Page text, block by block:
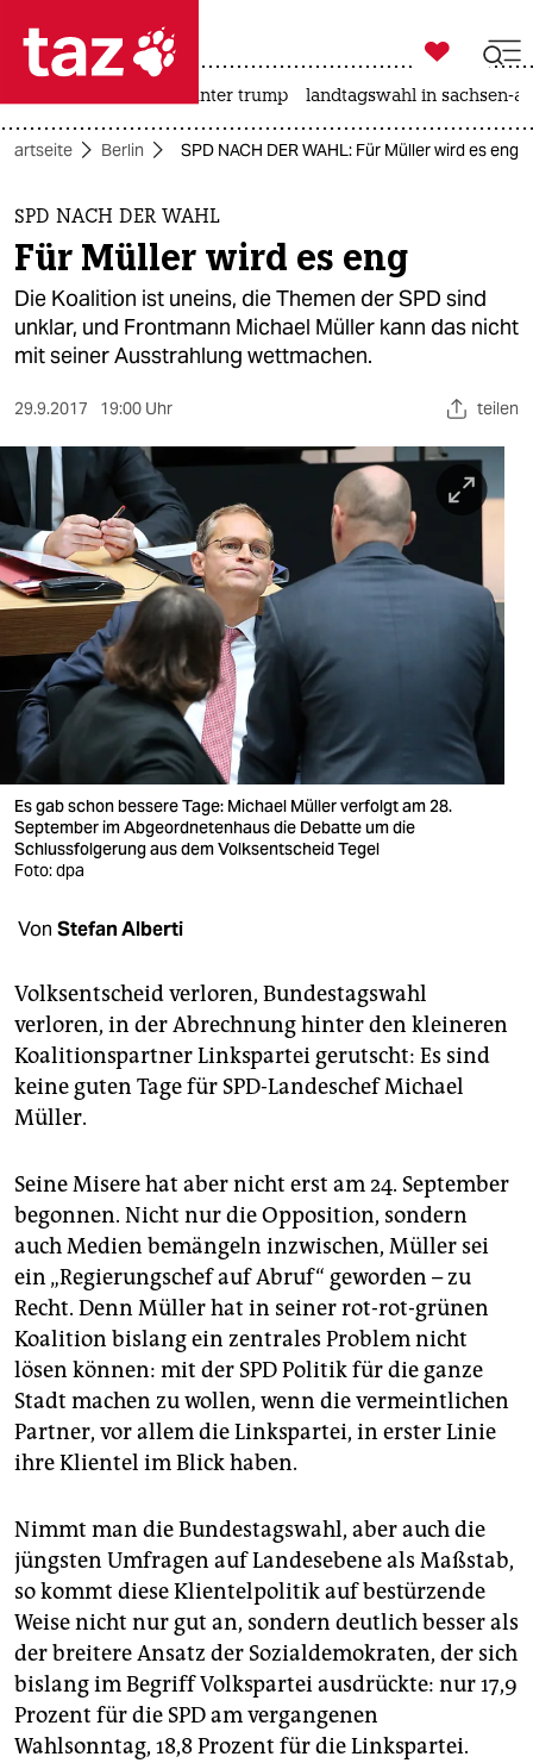
 taz zahl ich
taz zahl ich
themen
politik
öko
sport
berlin
nord
wahrheit
verlag
verlag
veranstaltungen
shop
fragen & hilfe
unterstützen
abo
genossenschaft
epaper login

taz zahl ich
usa unter trump landtagswahl in sachsen-
Berlin SPD NACH DER WAHL: Für Müller wird es eng
SPD NACH DER WAHL
Für Müller wird es eng
Die Koalition ist uneins, die Themen der SPD sind
unklar, und Frontmann Michael Müller kann das nicht
mit seiner Ausstrahlung wettmachen.
29.9.2017 19:00 Uhr teilen
Es gab schon bessere Tage: Michael Müller verfolgt am 28.
September im Abgeordnetenhaus die Debatte um die
Schlussfolgerung aus dem Volksentscheid Tegel
Foto: dpa
Von Stefan Alberti
Volksentscheid verloren, Bundestagswahl
verloren, in der Abrechnung hinter den kleineren
Koalitionspartner Linkspartei gerutscht: Es sind
keine guten Tage für SPD-Landeschef Michael
Müller.
Seine Misere hat aber nicht erst am 24. September
begonnen. Nicht nur die Opposition, sondern
auch Medien bemängeln inzwischen, Müller sei
ein „Regierungschef auf Abruf“ geworden – zu
Recht. Denn Müller hat in seiner rot-rot-grünen
Koalition bislang ein zentrales Problem nicht
lösen können: mit der SPD Politik für die ganze
Stadt machen zu wollen, wenn die vermeintlichen
Partner, vor allem die Linkspartei, in erster Linie
ihre Klientel im Blick haben.
Nimmt man die Bundestagswahl, aber auch die
jüngsten Umfragen auf Landesebene als Maßstab,
so kommt diese Klientelpolitik auf bestürzende
Weise nicht nur gut an, sondern deutlich besser als
der breitere Ansatz der Sozialdemokraten, der sich
bislang im Begriff Volkspartei ausdrückte: nur 17,9
Prozent für die SPD am vergangenen
Wahlsonntag, 18,8 Prozent für die Linkspartei.